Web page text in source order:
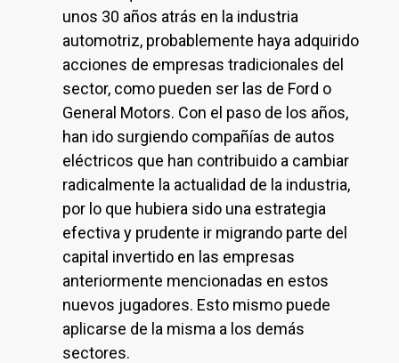
unos 30 años atrás en la industria
automotriz, probablemente haya adquirido
acciones de empresas tradicionales del
sector, como pueden ser las de Ford o
General Motors. Con el paso de los años,
han ido surgiendo compañías de autos
eléctricos que han contribuido a cambiar
radicalmente la actualidad de la industria,
por lo que hubiera sido una estrategia
efectiva y prudente ir migrando parte del
capital invertido en las empresas
anteriormente mencionadas en estos
nuevos jugadores. Esto mismo puede
aplicarse de la misma a los demás
sectores.